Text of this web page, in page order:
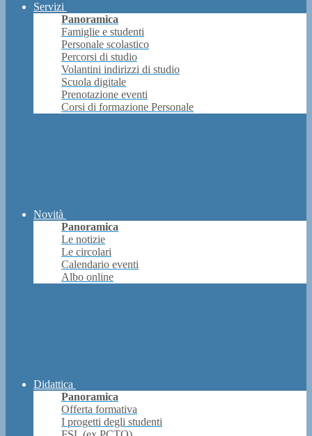
Servizi
Panoramica
Famiglie e studenti
Personale scolastico
Percorsi di studio
Volantini indirizzi di studio
Scuola digitale
Prenotazione eventi
Corsi di formazione Personale
Novità
Panoramica
Le notizie
Le circolari
Calendario eventi
Albo online
Didattica
Panoramica
Offerta formativa
I progetti degli studenti